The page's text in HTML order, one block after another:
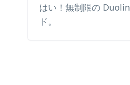
はい！無制限の
ド。